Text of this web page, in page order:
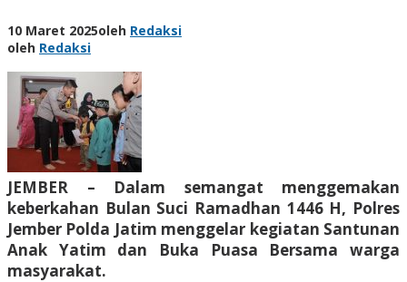
10 Maret 2025oleh Redaksi
oleh Redaksi
JEMBER – Dalam semangat menggemakan
keberkahan Bulan Suci Ramadhan 1446 H, Polres
Jember Polda Jatim menggelar kegiatan Santunan
Anak Yatim dan Buka Puasa Bersama warga
masyarakat.